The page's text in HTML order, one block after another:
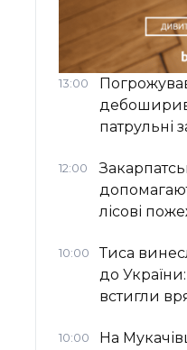
13:00
патрульні
12:00
лісові
10:00
Тиса
до
встигли
10:00
На